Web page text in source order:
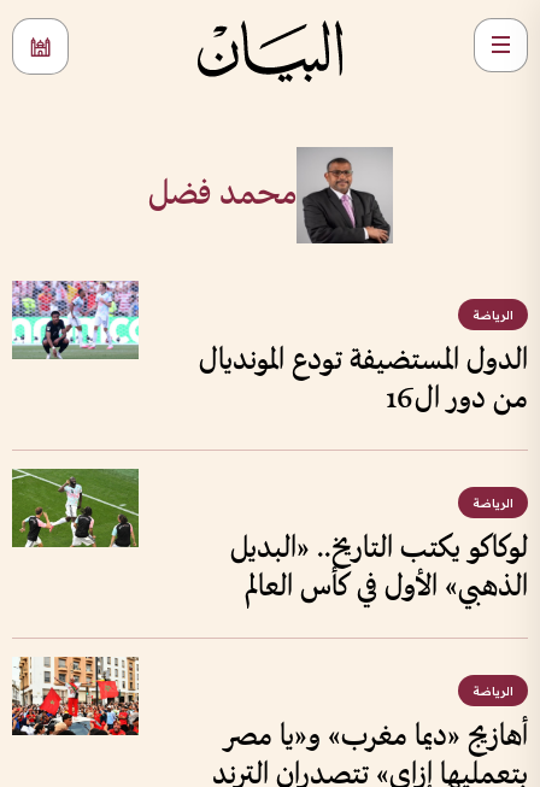
محمد فضل
الرياضة
الدول المستضيفة تودع المونديال
من دور ال16
الرياضة
لوكاكو يكتب التاريخ.. «البديل
الذهبي» الأول في كأس العالم
الرياضة
أهازيج «ديما مغرب» و«يا مصر
بتعمليها إزاي» تتصدران الترند